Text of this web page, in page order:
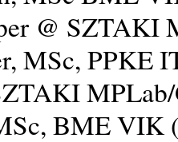
@ SZTAKI
MSc, PPKE
BME VIK